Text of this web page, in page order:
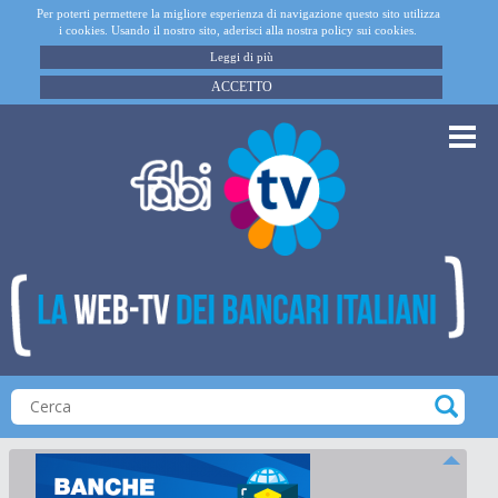
Per poterti permettere la migliore esperienza di navigazione questo sito utilizza
i cookies. Usando il nostro sito, aderisci alla nostra policy sui cookies.
Leggi di più
ACCETTO